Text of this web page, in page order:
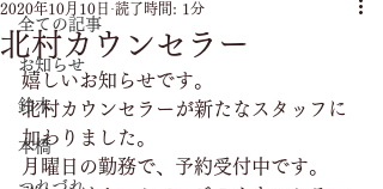
全ての記事
お知らせ
鈴木
本橋
北村カウンセラー
2020年10月10日 読了時間: 1分
嬉しいお知らせです。
北村カウンセラーが新たなスタッフに
加わりました。
月曜日の勤務で、予約受付中です。